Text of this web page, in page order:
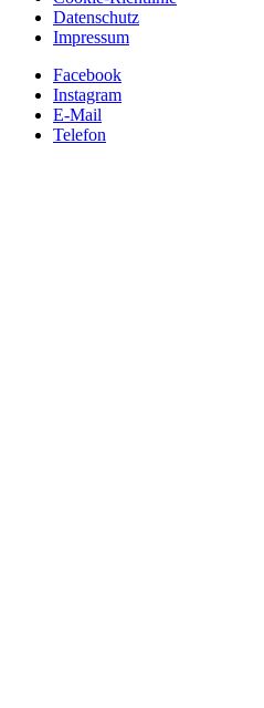
Datenschutz
Impressum
Facebook
Instagram
E-Mail
Telefon